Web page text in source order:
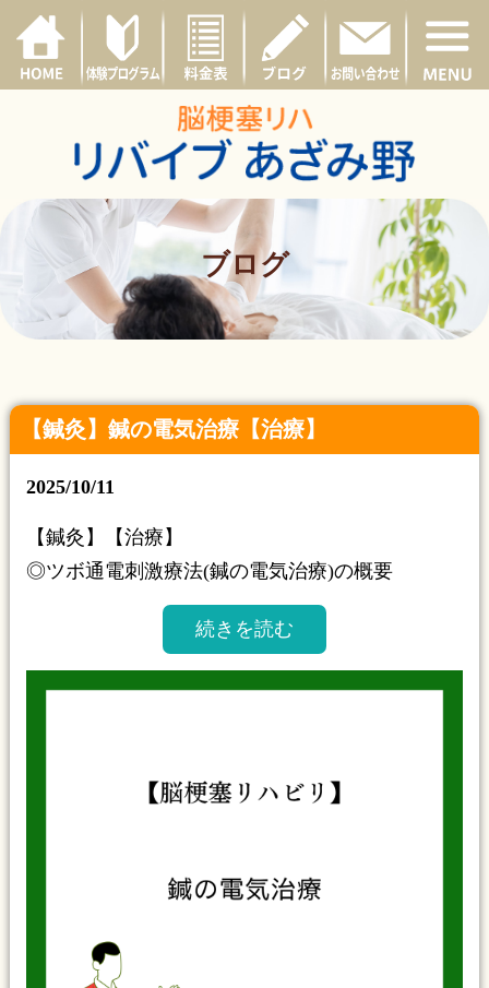
ブログ
【鍼灸】鍼の電気治療【治療】
2025/10/11
【鍼灸】【治療】
◎ツボ通電刺激療法(鍼の電気治療)の概要
続きを読む